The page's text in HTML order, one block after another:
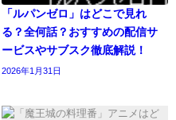
「ルパンゼロ」はどこで見れ
る？全何話？おすすめの配信サ
ービスやサブスク徹底解説！
2026年1月31日